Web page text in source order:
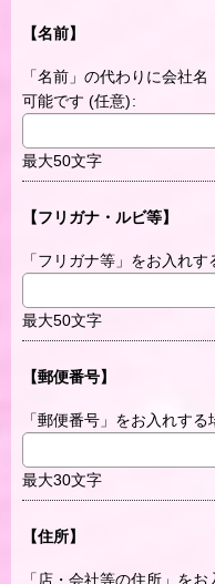
【名前】
「名前」の代わりに会社
可能です (任意):
最大50文字
【フリガナ・ルビ等】
「フリガナ等」をお入れ
最大50文字
【郵便番号】
「郵便番号」をお入れす
最大30文字
【住所】
「店・会社等の住所」を